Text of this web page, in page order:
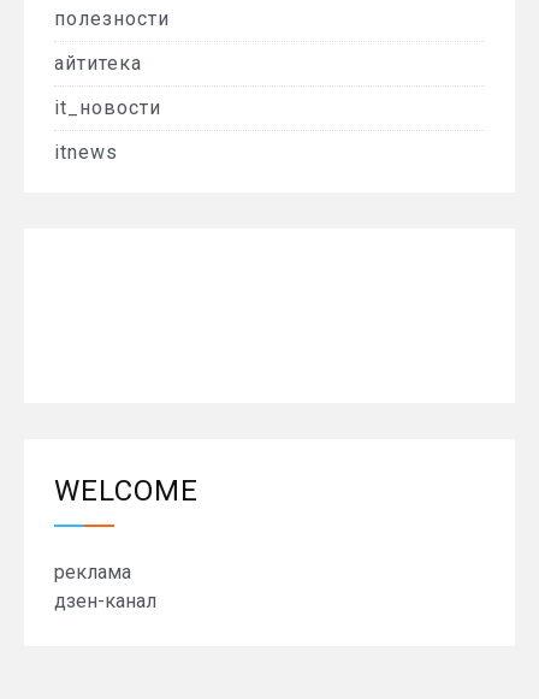
полезности
айтитека
it_новости
itnews
WELCOME
реклама
дзен-канал